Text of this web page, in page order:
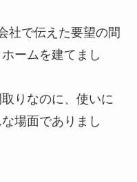
社で伝えた要望の間
ームを建てまし
りなのに、使いに
場面でありまし